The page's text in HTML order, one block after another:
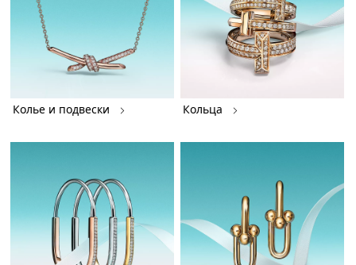
Колье и подвески Кольца